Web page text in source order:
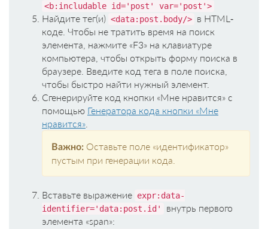
<b:includable id='post' var='post'>
Найдите тег(и) <data:post.body/> в HTML-
коде. Чтобы не тратить время на поиск
элемента, нажмите «F3» на клавиатуре
компьютера, чтобы открыть форму поиска в
браузере. Введите код тега в поле поиска,
чтобы быстро найти нужный элемент.
Сгенерируйте код кнопки «Мне нравится» с
помощью Генератора кода кнопки «Мне
нравится».
Важно: Оставьте поле «идентификатор»
пустым при генерации кода.
Вставьте выражение expr:data-
identifier='data:post.id'
внутрь первого
элемента «span»: